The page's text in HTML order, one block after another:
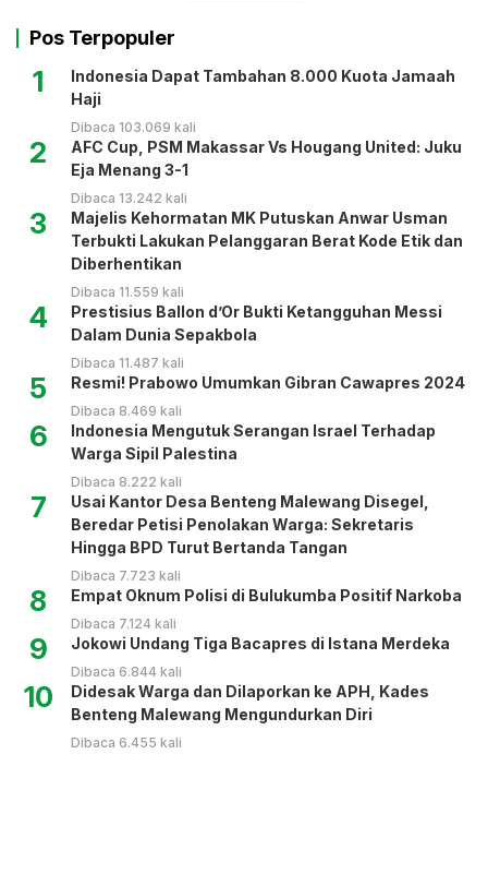
Pos Terpopuler
1
Indonesia Dapat Tambahan 8.000 Kuota Jamaah
Haji
Dibaca 103.069 kali
2
AFC Cup, PSM Makassar Vs Hougang United: Juku
Eja Menang 3-1
Dibaca 13.242 kali
3
Majelis Kehormatan MK Putuskan Anwar Usman
Terbukti Lakukan Pelanggaran Berat Kode Etik dan
Diberhentikan
Dibaca 11.559 kali
4
Prestisius Ballon d’Or Bukti Ketangguhan Messi
Dalam Dunia Sepakbola
Dibaca 11.487 kali
5 Resmi! Prabowo Umumkan Gibran Cawapres 2024
Dibaca 8.469 kali
6
Indonesia Mengutuk Serangan Israel Terhadap
Warga Sipil Palestina
Dibaca 8.222 kali
7
Usai Kantor Desa Benteng Malewang Disegel,
Beredar Petisi Penolakan Warga: Sekretaris
Hingga BPD Turut Bertanda Tangan
Dibaca 7.723 kali
8 Empat Oknum Polisi di Bulukumba Positif Narkoba
Dibaca 7.124 kali
9 Jokowi Undang Tiga Bacapres di Istana Merdeka
Dibaca 6.844 kali
10
Didesak Warga dan Dilaporkan ke APH, Kades
Benteng Malewang Mengundurkan Diri
Dibaca 6.455 kali